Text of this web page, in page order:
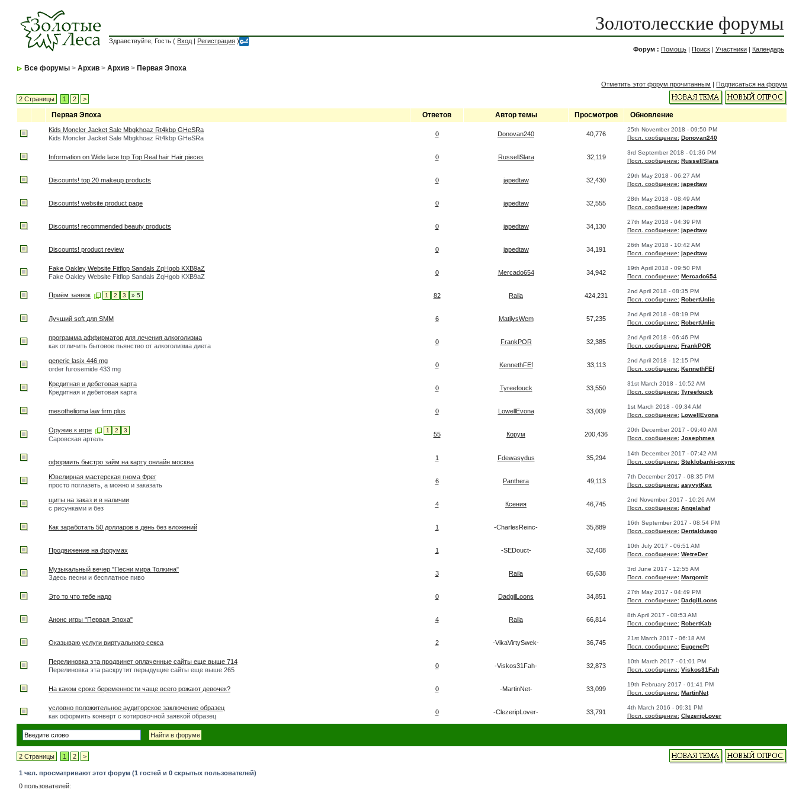
Золотолесские форумы
Здравствуйте, Гость ( Вход | Регистрация )
Форум : Помощь | Поиск | Участники | Календарь
Все форумы > Архив > Архив > Первая Эпоха
Отметить этот форум прочитанным |Подписаться на форум
2 Страницы 1 2 >
Первая Эпоха Ответов Автор темы Просмотров Обновление
Kids Moncler Jacket Sale Mbgkhoaz Rt4kbp GHeSRa
Kids Moncler Jacket Sale Mbgkhoaz Rt4kbp GHeSRa
0 Donovan240 40,776
25th November 2018 - 09:50 PM
Посл. сообщение: Donovan240
Information on Wide lace top Top Real hair Hair pieces 0 RussellSlara 32,119
3rd September 2018 - 01:36 PM
Посл. сообщение: RussellSlara
Discounts! top 20 makeup products 0 japedtaw 32,430
29th May 2018 - 06:27 AM
Посл. сообщение: japedtaw
Discounts! website product page 0 japedtaw 32,555
28th May 2018 - 08:49 AM
Посл. сообщение: japedtaw
Discounts! recommended beauty products 0 japedtaw 34,130
27th May 2018 - 04:39 PM
Посл. сообщение: japedtaw
Discounts! product review 0 japedtaw 34,191
26th May 2018 - 10:42 AM
Посл. сообщение: japedtaw
Fake Oakley Website Fitflop Sandals ZqHgob KXB9aZ
Fake Oakley Website Fitflop Sandals ZqHgob KXB9aZ
0 Mercado654 34,942
19th April 2018 - 09:50 PM
Посл. сообщение: Mercado654
Приём заявок 1 2 3 » 5 82 Raila 424,231
2nd April 2018 - 08:35 PM
Посл. сообщение: RobertUnlic
Лучший soft для SMM 6 MatilysWem 57,235
2nd April 2018 - 08:19 PM
Посл. сообщение: RobertUnlic
программа аффирматор для лечения алкоголизма
как отличить бытовое пьянство от алкоголизма диета
0 FrankPOR 32,385
2nd April 2018 - 06:46 PM
Посл. сообщение: FrankPOR
generic lasix 446 mg
order furosemide 433 mg
0 KennethFEf 33,113
2nd April 2018 - 12:15 PM
Посл. сообщение: KennethFEf
Кредитная и дебетовая карта
Кредитная и дебетовая карта
0 Tyreefouck 33,550
31st March 2018 - 10:52 AM
Посл. сообщение: Tyreefouck
mesothelioma law firm plus 0 LowellEvona 33,009
1st March 2018 - 09:34 AM
Посл. сообщение: LowellEvona
Оружие к игре 1 2 3
Саровская артель
55 Корум 200,436
20th December 2017 - 09:40 AM
Посл. сообщение: Josephmes
оформить быстро займ на карту онлайн москва
1 Fdewasydus 35,294
14th December 2017 - 07:42 AM
Посл. сообщение: Steklobanki-oxync
Ювелирная мастерская гнома Фрег
просто поглазеть, а можно и заказать
6 Panthera 49,113
7th December 2017 - 08:35 PM
Посл. сообщение: asyyytKex
щиты на заказ и в наличии
с рисунками и без
4 Ксения 46,745
2nd November 2017 - 10:26 AM
Посл. сообщение: Angelahaf
Как заработать 50 долларов в день без вложений 1 -CharlesReinc- 35,889
16th September 2017 - 08:54 PM
Посл. сообщение: Dentalduago
Продвижение на форумах 1 -SEDouct- 32,408
10th July 2017 - 06:51 AM
Посл. сообщение: WetreDer
Музыкальный вечер "Песни мира Толкина"
Здесь песни и бесплатное пиво
3 Raila 65,638
3rd June 2017 - 12:55 AM
Посл. сообщение: Margomit
Это то что тебе надо 0 DadgilLoons 34,851
27th May 2017 - 04:49 PM
Посл. сообщение: DadgilLoons
Анонс игры "Первая Эпоха" 4 Raila 66,814
8th April 2017 - 08:53 AM
Посл. сообщение: RobertKab
Оказываю услуги виртуального секса 2 -VikaVirtySwek- 36,745
21st March 2017 - 06:18 AM
Посл. сообщение: EugenePt
Перелиновка эта продвинет оплаченные сайты еще выше 714
Перелиновка эта раскрутит перыдущие сайты еще выше 265
0 -Viskos31Fah- 32,873
10th March 2017 - 01:01 PM
Посл. сообщение: Viskos31Fah
На каком сроке беременности чаще всего рожают девочек? 0 -MartinNet- 33,099
19th February 2017 - 01:41 PM
Посл. сообщение: MartinNet
условно положительное аудиторское заключение образец
как оформить конверт с котировочной заявкой образец
0 -ClezeripLover- 33,791
4th March 2016 - 09:31 PM
Посл. сообщение: ClezeripLover
2 Страницы 1 2 >
1 чел. просматривают этот форум (1 гостей и 0 скрытых пользователей)
0 пользователей: